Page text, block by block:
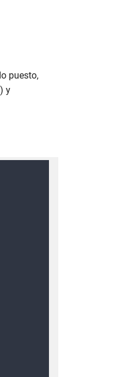
puesto,
y